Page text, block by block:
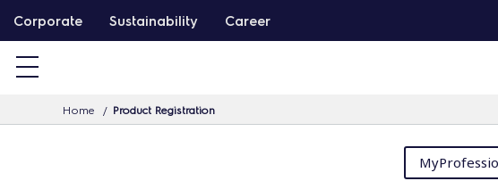
å
Corporate Sustainability Career
Home Product Registration